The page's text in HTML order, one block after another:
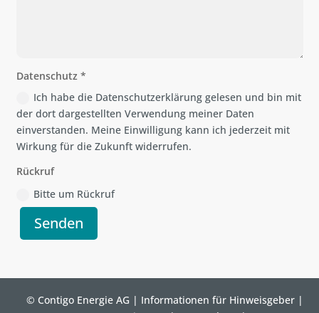
Datenschutz *
Ich habe die Datenschutzerklärung gelesen und bin mit
der dort dargestellten Verwendung meiner Daten
einverstanden. Meine Einwilligung kann ich jederzeit mit
Wirkung für die Zukunft widerrufen.
Rückruf
Bitte um Rückruf
Senden
© Contigo Energie AG | Informationen für Hinweisgeber|